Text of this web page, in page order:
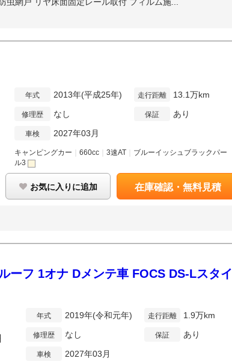
年式 2013年(平成25年)
修理歴 なし
車検 2027年03月
走行距離 13.1万km
保証 あり
キャンピングカー ｜660cc ｜3速AT
ブルーイッシュブラックパー
ル3
お気に入りに追加 在庫確認・無料見積
ーフ 1オナ Dメンテ車 FOCS DS-Lスタイ
年式 2019年(令和元年)
修理歴 なし
車検 2027年03月
走行距離 1.9万km
保証 あり